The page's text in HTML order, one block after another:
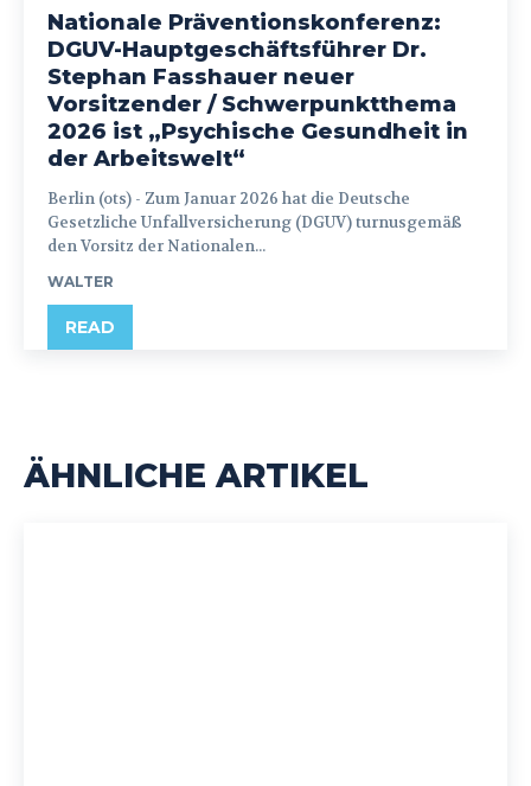
Nationale Präventionskonferenz:
DGUV-Hauptgeschäftsführer Dr.
Stephan Fasshauer neuer
Vorsitzender / Schwerpunktthema
2026 ist „Psychische Gesundheit in
der Arbeitswelt“
Berlin (ots) - Zum Januar 2026 hat die Deutsche
Gesetzliche Unfallversicherung (DGUV) turnusgemäß
den Vorsitz der Nationalen...
WALTER
READ
ÄHNLICHE ARTIKEL